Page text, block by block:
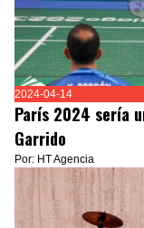
2024-04-14
París 2024 sería
Garrido
Por: HT Agencia